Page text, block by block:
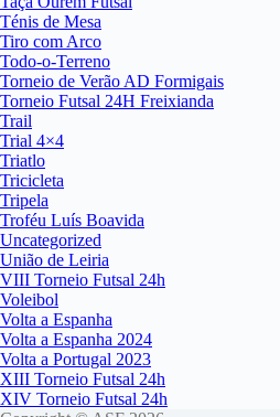
Ténis de Mesa
Tiro com Arco
Todo-o-Terreno
Torneio de Verão AD Formigais
Torneio Futsal 24H Freixianda
Trail
Trial 4×4
Triatlo
Tricicleta
Tripela
Troféu Luís Boavida
Uncategorized
União de Leiria
VIII Torneio Futsal 24h
Voleibol
Volta a Espanha
Volta a Espanha 2024
Volta a Portugal 2023
XIII Torneio Futsal 24h
XIV Torneio Futsal 24h